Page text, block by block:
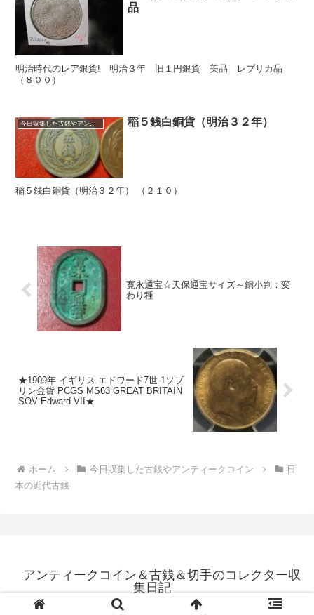
品
明治時代のレア銀貨! 明治３年 旧１円銀貨 美品 レプリカ品
（８００）
今日収集した古銭やアンティークコイン 稲５銭白銅貨（明治３２年）
稲５銭白銅貨（明治３２年） （２１０）
寛永通宝☆天保通宝サイズ～銅小判：変
わり種
★1909年 イギリス エドワード7世 1ソブ
リン金貨 PCGS MS63 GREAT BRITAIN
SOV Edward VII★
ホーム 今日収集した古銭やアンティークコイン
日
本の近代古銭
アンティークコイン＆古銭＆切手のコレクター収
集日記
© 2020 アンティークコイン＆古銭＆切手のコレクター収集日記.